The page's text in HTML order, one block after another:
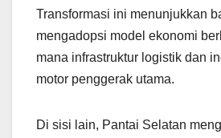
Transformasi ini menunjukkan
mengadopsi model ekonomi
mana infrastruktur logistik dan
motor penggerak utama.
Di sisi lain, Pantai Selatan